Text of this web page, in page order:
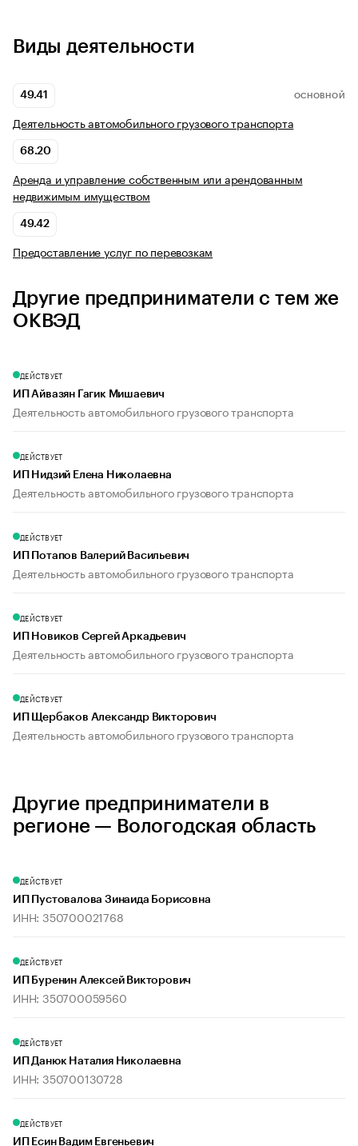
Виды деятельности
49.41 ОСНОВНОЙ
Деятельность автомобильного грузового транспорта
68.20
Аренда и управление собственным или арендованным
недвижимым имуществом
49.42
Предоставление услуг по перевозкам
Другие предприниматели с тем же
ОКВЭД
ДЕЙСТВУЕТ
ИП Айвазян Гагик Мишаевич
Деятельность автомобильного грузового транспорта
ДЕЙСТВУЕТ
ИП Нидзий Елена Николаевна
Деятельность автомобильного грузового транспорта
ДЕЙСТВУЕТ
ИП Потапов Валерий Васильевич
Деятельность автомобильного грузового транспорта
ДЕЙСТВУЕТ
ИП Новиков Сергей Аркадьевич
Деятельность автомобильного грузового транспорта
ДЕЙСТВУЕТ
ИП Щербаков Александр Викторович
Деятельность автомобильного грузового транспорта
Другие предприниматели в
регионе — Вологодская область
ДЕЙСТВУЕТ
ИП Пустовалова Зинаида Борисовна
ИНН: 350700021768
ДЕЙСТВУЕТ
ИП Буренин Алексей Викторович
ИНН: 350700059560
ДЕЙСТВУЕТ
ИП Данюк Наталия Николаевна
ИНН: 350700130728
ДЕЙСТВУЕТ
ИП Есин Вадим Евгеньевич